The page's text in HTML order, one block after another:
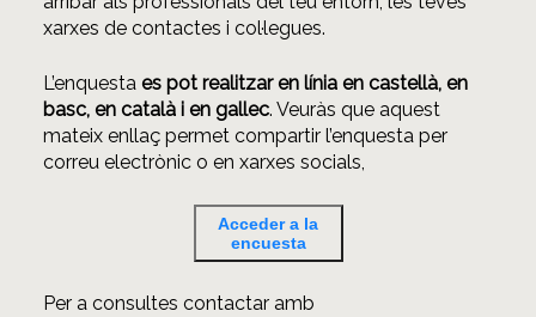
xarxes de contactes i col·legues.
L’enquesta es pot realitzar en línia en castellà, en
basc, en català i en gallec. Veuràs que aquest
mateix enllaç permet compartir l’enquesta per
correu electrònic o en xarxes socials,
Acceder a la
encuesta
Per a consultes contactar amb